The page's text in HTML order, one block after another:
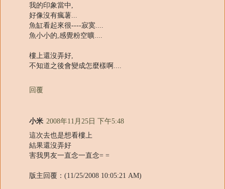
我的印象當中,
好像沒有瘋薯...
魚缸看起來很----寂寞....
魚小小的,感覺粉空曠....
樓上還沒弄好,
不知道之後會變成怎麼樣啊....
回覆
小米 2008年11月25日 下午5:48
這次去也是想看樓上
結果還沒弄好
害我男友一直念一直念= =
版主回覆：(11/25/2008 10:05:21 AM)